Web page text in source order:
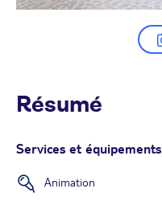
Résumé
Services et équipements
Animation